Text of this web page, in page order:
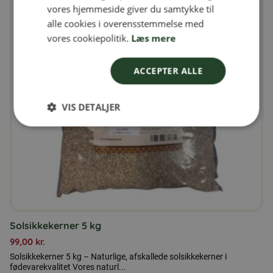
Solsikkekerner 5 kg
99,00 kr.
Solsikkekerner 5 kg – Naturlige, afskallede solsikkekerner i
fødevarekvalitet Vores naturl...
DANISH
NORWEGIAN
vores hjemmeside giver du samtykke til
alle cookies i overensstemmelse med
vores cookiepolitik. Læs mere
ACCEPTER ALLE
VIS DETALJER